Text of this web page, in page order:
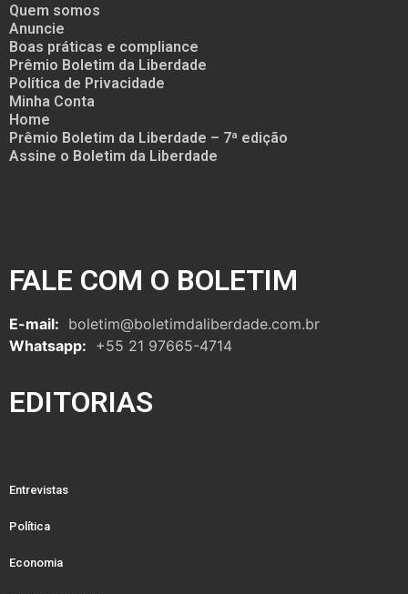
Quem somos
Anuncie
Boas práticas e compliance
Prêmio Boletim da Liberdade
Política de Privacidade
Minha Conta
Home
Prêmio Boletim da Liberdade – 7ª edição
Assine o Boletim da Liberdade
FALE COM O BOLETIM
E-mail: boletim@boletimdaliberdade.com.br
Whatsapp: +55 21 97665-4714
EDITORIAS
Entrevistas
Política
Economia